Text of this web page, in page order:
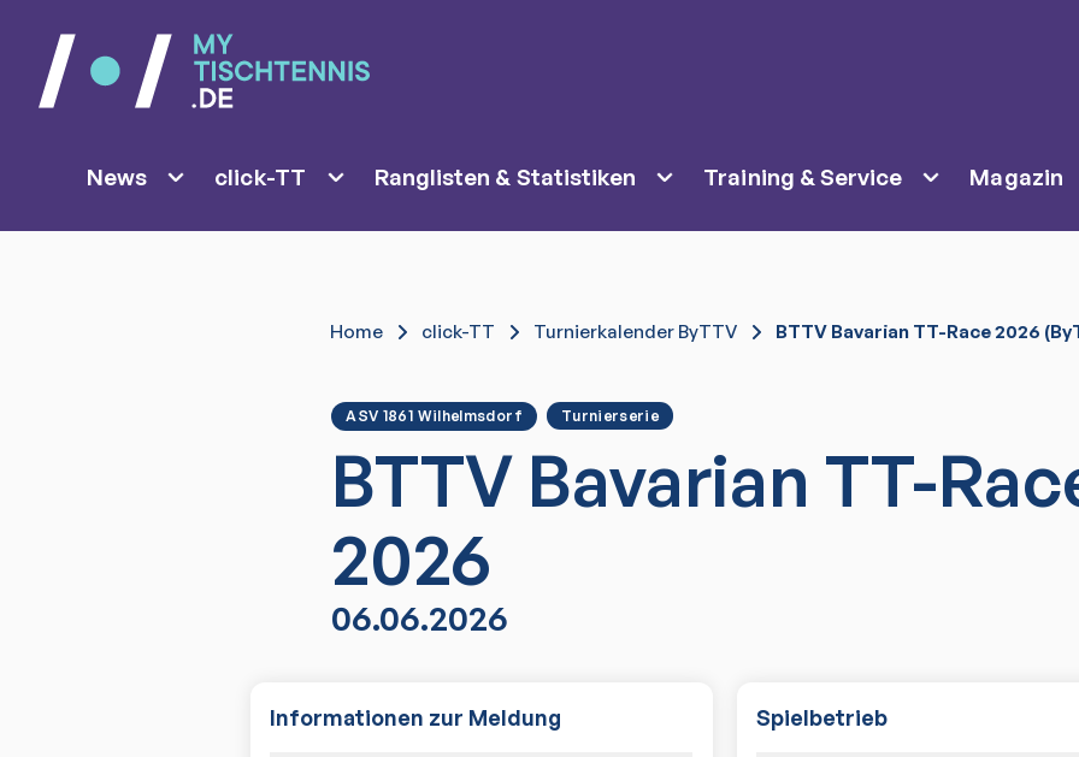
News click-TT Ranglisten & Statistiken Training & Service Magazin
Home click-TT Turnierkalender ByTTV BTTV Bavarian TT-Race 2026
ASV 1861 Wilhelmsdorf Turnierserie
BTTV Bavarian TT-
2026
06.06.2026
Informationen zur Meldung Spielbetrieb